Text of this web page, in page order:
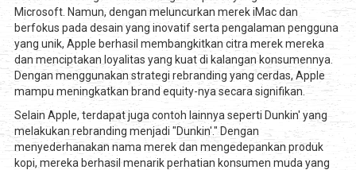
Microsoft. Namun, dengan meluncurkan merek iMac dan
berfokus pada desain yang inovatif serta pengalaman pengguna
yang unik, Apple berhasil membangkitkan citra merek mereka
dan menciptakan loyalitas yang kuat di kalangan konsumennya.
Dengan menggunakan strategi rebranding yang cerdas, Apple
mampu meningkatkan brand equity-nya secara signifikan.
Selain Apple, terdapat juga contoh lainnya seperti Dunkin' yang
melakukan rebranding menjadi "Dunkin'." Dengan
menyederhanakan nama merek dan mengedepankan produk
kopi, mereka berhasil menarik perhatian konsumen muda yang